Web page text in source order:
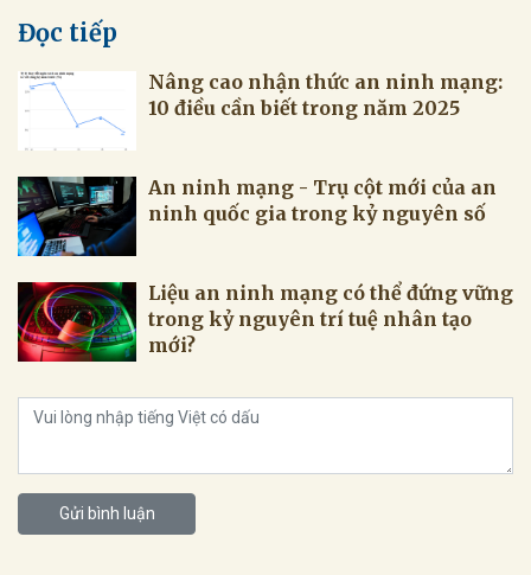
Đọc tiếp
Nâng cao nhận thức an ninh mạng:
10 điều cần biết trong năm 2025
An ninh mạng - Trụ cột mới của an
ninh quốc gia trong kỷ nguyên số
Liệu an ninh mạng có thể đứng vững
trong kỷ nguyên trí tuệ nhân tạo
mới?
Gửi bình luận